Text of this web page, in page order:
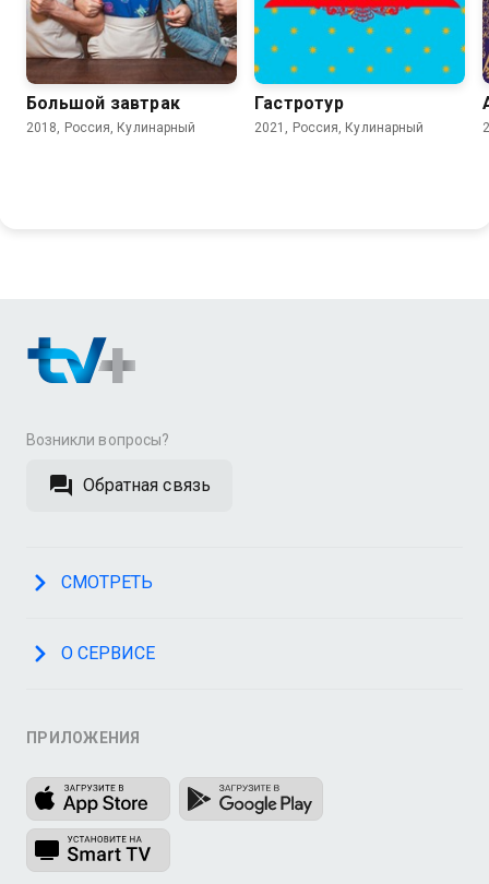
Большой завтрак
2018, Россия, Кулинарный
Гастротур
2021, Россия, Кулинарный
Возникли вопросы?
Обратная связь
СМОТРЕТЬ
О СЕРВИСЕ
ПРИЛОЖЕНИЯ